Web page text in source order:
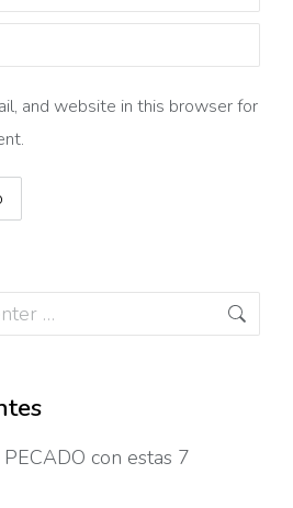
and website in this browser for
con estas 7